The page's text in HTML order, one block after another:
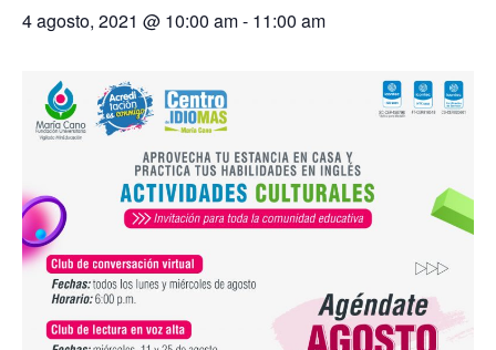
4 agosto, 2021 @ 10:00 am- 11:00 am